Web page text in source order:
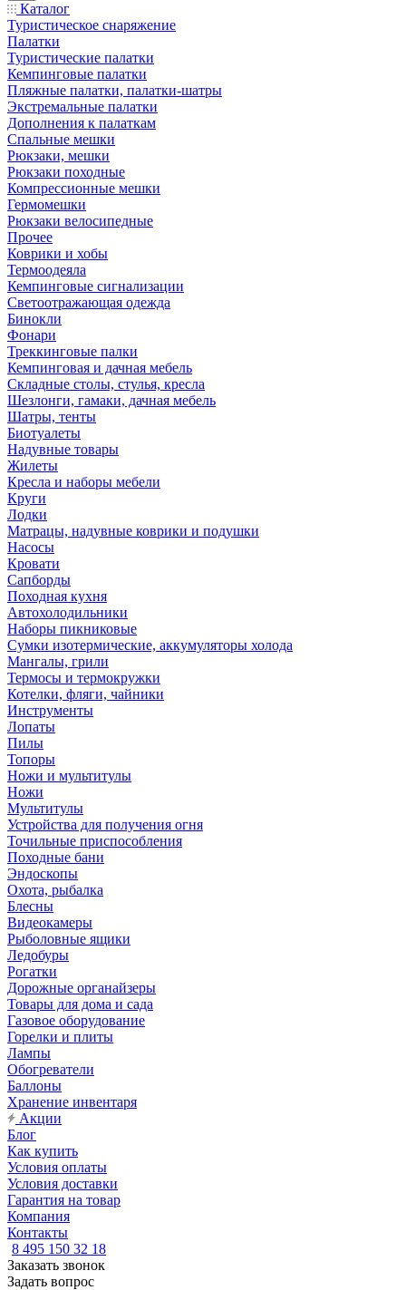
Каталог
Туристическое снаряжение
Палатки
Туристические палатки
Кемпинговые палатки
Пляжные палатки, палатки-шатры
Экстремальные палатки
Дополнения к палаткам
Спальные мешки
Рюкзаки, мешки
Рюкзаки походные
Компрессионные мешки
Гермомешки
Рюкзаки велосипедные
Прочее
Коврики и хобы
Термоодеяла
Кемпинговые сигнализации
Светоотражающая одежда
Бинокли
Фонари
Треккинговые палки
Кемпинговая и дачная мебель
Складные столы, стулья, кресла
Шезлонги, гамаки, дачная мебель
Шатры, тенты
Биотуалеты
Надувные товары
Жилеты
Кресла и наборы мебели
Круги
Лодки
Матрацы, надувные коврики и подушки
Насосы
Кровати
Сапборды
Походная кухня
Автохолодильники
Наборы пикниковые
Сумки изотермические, аккумуляторы холода
Мангалы, грили
Термосы и термокружки
Котелки, фляги, чайники
Инструменты
Лопаты
Пилы
Топоры
Ножи и мультитулы
Ножи
Мультитулы
Устройства для получения огня
Точильные приспособления
Походные бани
Эндоскопы
Охота, рыбалка
Блесны
Видеокамеры
Рыболовные ящики
Ледобуры
Рогатки
Дорожные органайзеры
Товары для дома и сада
Газовое оборудование
Горелки и плиты
Лампы
Обогреватели
Баллоны
Хранение инвентаря
Акции
Блог
Как купить
Условия оплаты
Условия доставки
Гарантия на товар
Компания
Контакты
8 495 150 32 18
Заказать звонок
Задать вопрос